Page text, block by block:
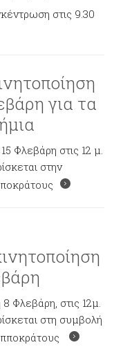
στις 9.30
για τα
Φλεβάρη στις 12 μ.
στην
Φλεβάρη, στις 12μ.
στη συμβολή